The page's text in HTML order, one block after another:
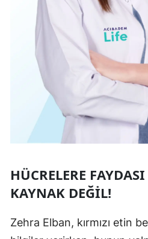
HÜCRELERE
KAYNAK DEĞIL!
Zehra Elban, kırmızı etin